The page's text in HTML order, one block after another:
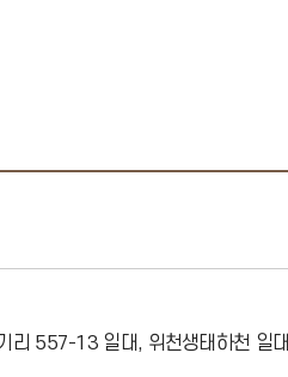
리 557-13 일대, 위천생태하천 일대